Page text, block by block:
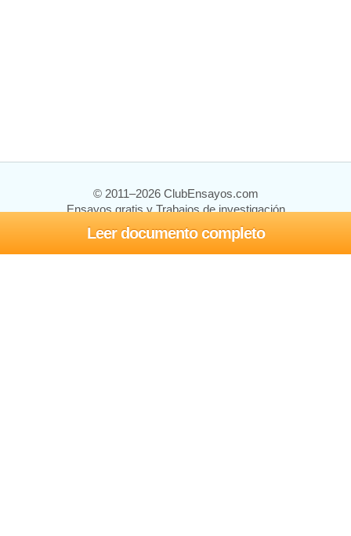
Leer documento completo
© 2011–2026 ClubEnsayos.com
Ensayos gratis y Trabajos de investigación